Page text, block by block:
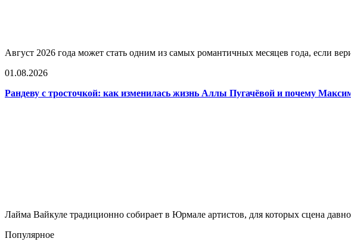
Август 2026 года может стать одним из самых романтичных месяцев года, если
01.08.2026
Рандеву с тросточкой: как изменилась жизнь Аллы Пугачёвой и почему
Лайма Вайкуле традиционно собирает в Юрмале артистов, для которых сцена
Популярное